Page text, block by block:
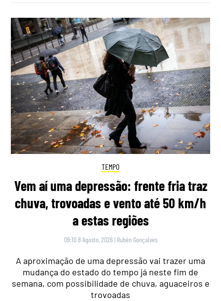
TEMPO
Vem aí uma depressão: frente fria traz
chuva, trovoadas e vento até 50 km/h
a estas regiões
09:10 8 Agosto, 2026 | Rubén Gonçalves
A aproximação de uma depressão vai trazer uma
mudança do estado do tempo já neste fim de
semana, com possibilidade de chuva, aguaceiros e
trovoadas